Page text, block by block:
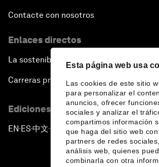
Esta página web usa
Las cookies de este sitio
para personalizar el
anuncios, ofrecer
sociales y analizar el
compartimos información
que haga del sitio web
partners de redes
análisis web, quienes
combinarla con otra
Contacte con nosotros
Enlaces directos
La sostenibilidad en el Foro
Carreras profesionales
Ediciones en otros idiomas
EN ▪ES▪中文▪ 日本語